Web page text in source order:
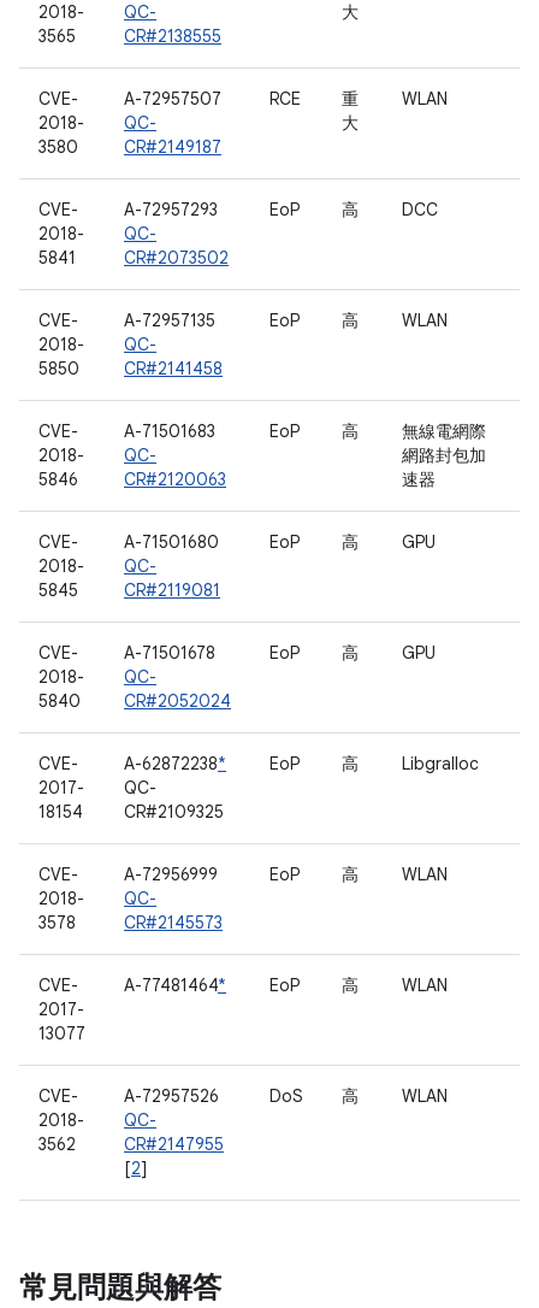
2018-
3565
QC-
CR#2138555
大
CVE-
2018-
3580
A-72957507
QC-
CR#2149187
RCE
重
大
WLAN
CVE-
2018-
5841
A-72957293
QC-
CR#2073502
EoP 高 DCC
CVE-
2018-
5850
A-72957135
QC-
CR#2141458
EoP 高 WLAN
CVE-
2018-
5846
A-71501683
QC-
CR#2120063
EoP 高
無線電網際
網路封包加
速器
CVE-
2018-
5845
A-71501680
QC-
CR#2119081
EoP 高 GPU
CVE-
2018-
5840
A-71501678
QC-
CR#2052024
EoP 高 GPU
CVE-
2017-
18154
A-62872238*
QC-
CR#2109325
EoP 高 Libgralloc
CVE-
2018-
3578
A-72956999
QC-
CR#2145573
EoP 高 WLAN
CVE-
2017-
13077
A-77481464* EoP 高 WLAN
CVE-
2018-
3562
A-72957526
QC-
CR#2147955
[2]
DoS 高 WLAN
常見問題與解答